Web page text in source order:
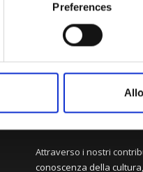
Preferences
Attraverso i nostri
conoscenza della